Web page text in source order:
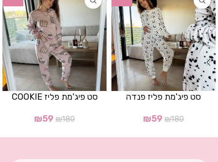
סט פיג'מת פליז פנדה
₪180
₪59
סט פיג'מת פליז COOKIE
₪180
₪59